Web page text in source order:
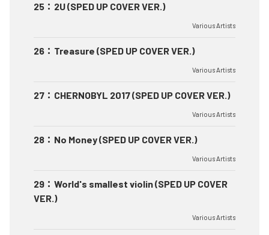
25 ： 2U (SPED UP COVER VER.)
Various Artists
26 ： Treasure (SPED UP COVER VER.)
Various Artists
27 ： CHERNOBYL 2017 (SPED UP COVER VER.)
Various Artists
28 ： No Money (SPED UP COVER VER.)
Various Artists
29 ： World's smallest violin (SPED UP COVER
VER.)
Various Artists